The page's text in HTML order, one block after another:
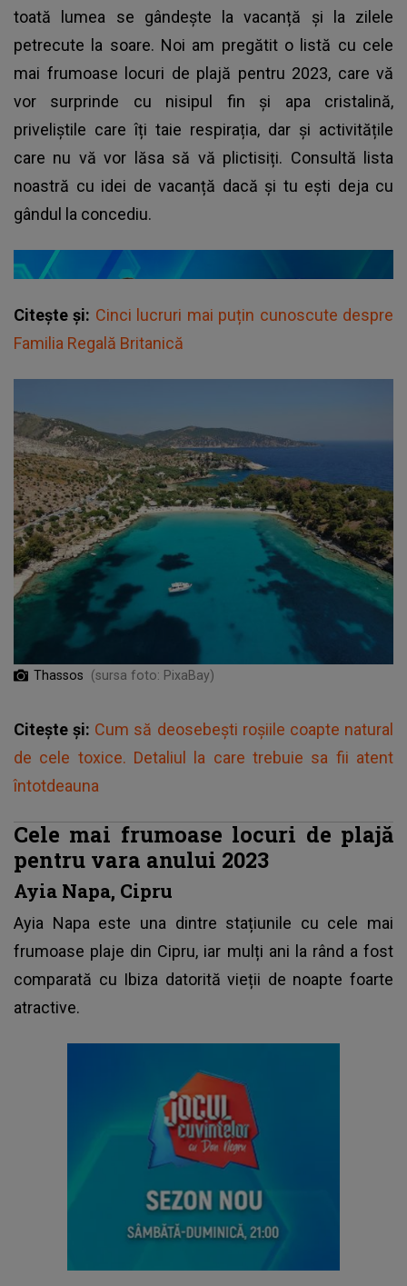
toată lumea se gândește la vacanță și la zilele
petrecute la soare. Noi am pregătit o listă cu cele
mai frumoase locuri de plajă pentru 2023, care vă
vor surprinde cu nisipul fin și apa cristalină,
priveliștile care îți taie respirația, dar și activitățile
care nu vă vor lăsa să vă plictisiți. Consultă lista
noastră cu idei de vacanță dacă și tu ești deja cu
gândul la concediu.
Citește și: Cinci lucruri mai puțin cunoscute despre
Familia Regală Britanică
Thassos (sursa foto: PixaBay)
Citește și: Cum să deosebești roșiile coapte natural
de cele toxice. Detaliul la care trebuie sa fii atent
întotdeauna
Cele mai frumoase locuri de plajă
pentru vara anului 2023
Ayia Napa, Cipru
Ayia Napa este una dintre stațiunile cu cele mai
frumoase plaje din Cipru, iar mulți ani la rând a fost
comparată cu Ibiza datorită vieții de noapte foarte
atractive.